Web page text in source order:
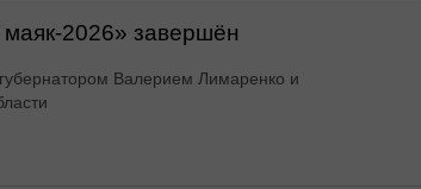
завершён
Валерием Лимаренко и